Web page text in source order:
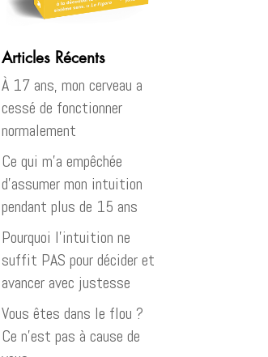
Articles Récents
À 17 ans, mon cerveau a
cessé de fonctionner
normalement
Ce qui m’a empêchée
d’assumer mon intuition
pendant plus de 15 ans
Pourquoi l’intuition ne
suffit PAS pour décider et
avancer avec justesse
Vous êtes dans le flou ?
Ce n’est pas à cause de